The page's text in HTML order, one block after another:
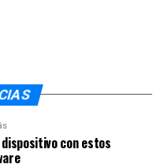
dispositivo con estos